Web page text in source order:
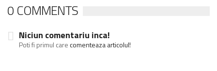
0 COMMENTS
Niciun comentariu inca!
Poti fi primul carecomenteaza articolul!